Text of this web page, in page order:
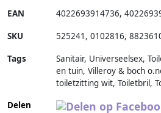
EAN 4022693914736,
SKU 525241 , 0102816,
Tags
Sanitair, Universeelsex,
en tuin, Villeroy & boch
toiletzitting wit, Toiletbril,
Delen